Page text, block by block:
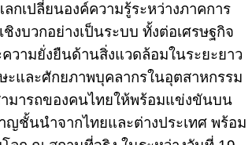
ลกเปลี่ยนองค์ความรู้ระหว่างภาคการ
งบวกอย่างเป็นระบบ ทั้งต่อเศรษฐกิจ
ามยั่งยืนด้านสิ่งแวดล้อมในระยะยาว
และศักยภาพบุคลากรในอุตสาหกรรม
มารถของคนไทยให้พร้อมแข่งขันบน
ญชั้นนำจากไทยและต่างประเทศ พร้อม